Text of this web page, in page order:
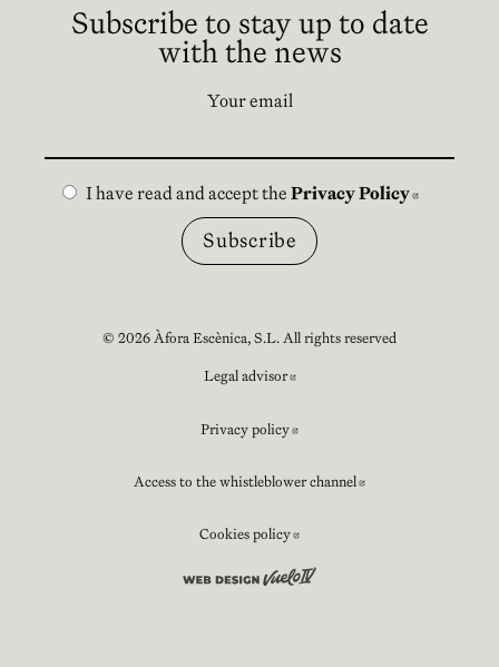
Subscribe to stay up to date
with the news
Your email
I have read and accept thePrivacy Policy
© 2026 Àfora Escènica, S.L. All rights reserved
Legal advisor Abre en nueva ventana
Privacy policy
Access to the whistleblower channel
Cookies policy